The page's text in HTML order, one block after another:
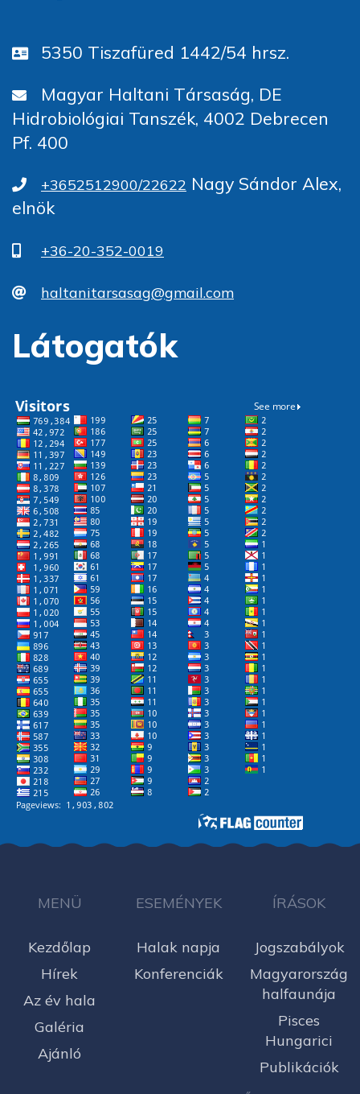
5350 Tiszafüred 1442/54 hrsz.
Magyar Haltani Társaság, DE
Hidrobiológiai Tanszék, 4002 Debrecen
Pf. 400
+3652512900/22622 Nagy Sándor Alex,
elnök
+36-20-352-0019
haltanitarsasag@gmail.com
Látogatók
MENÜ
Kezdőlap
Hírek
Az év hala
Galéria
Ajánló
ESEMÉNYEK
Halak napja
Konferenciák
ÍRÁSOK
Jogszabályok
Magyarország
halfaunája
Pisces
Hungarici
Publikációk